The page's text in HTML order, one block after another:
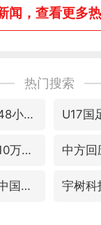
闻，查看更多
热门搜索
台风白海豚进入48小时警戒线 U17国
看守所辅警收受10万获刑1年
台风白海豚影响中国已成定局